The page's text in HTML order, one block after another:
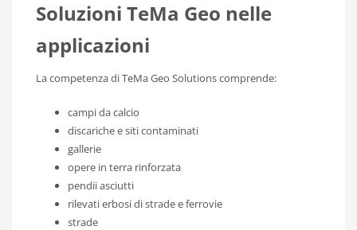
Soluzioni TeMa Geo nelle
applicazioni
La competenza di TeMa Geo Solutions comprende:
campi da calcio
discariche e siti contaminati
gallerie
opere in terra rinforzata
pendii asciutti
rilevati erbosi di strade e ferrovie
strade